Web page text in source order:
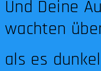
Und Deine
wachten
als es